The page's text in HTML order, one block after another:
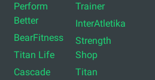
Perform
Better
BearFitness
Titan Life
Cascade
Trainer
InterAtletika
Strength
Shop
Titan